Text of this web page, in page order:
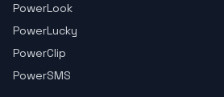
PowerLook
PowerLucky
PowerClip
PowerSMS